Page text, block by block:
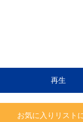
再生
お気に入りリスト